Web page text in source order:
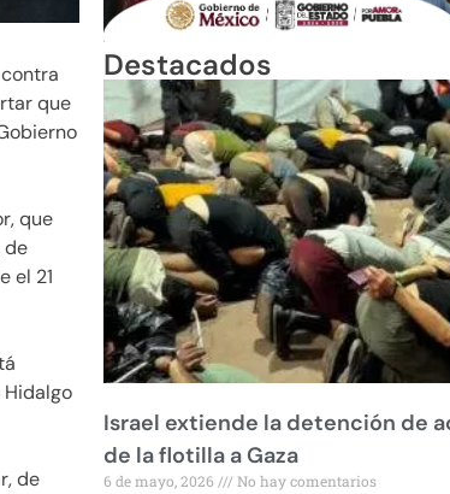
que
que
de
el 21
de
Destacados
Israel extiende la detención de
de la flotilla a Gaza
6 de mayo, 2026 No hay comentarios